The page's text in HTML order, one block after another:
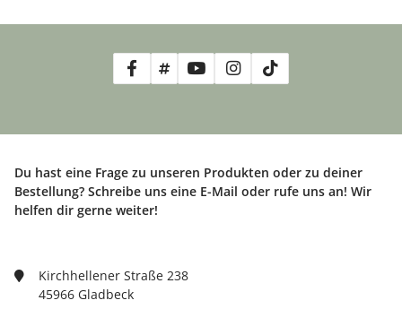
Du hast eine Frage zu unseren Produkten oder zu deiner
Bestellung? Schreibe uns eine E-Mail oder rufe uns an! Wir
helfen dir gerne weiter!
Kirchhellener Straße 238
45966 Gladbeck